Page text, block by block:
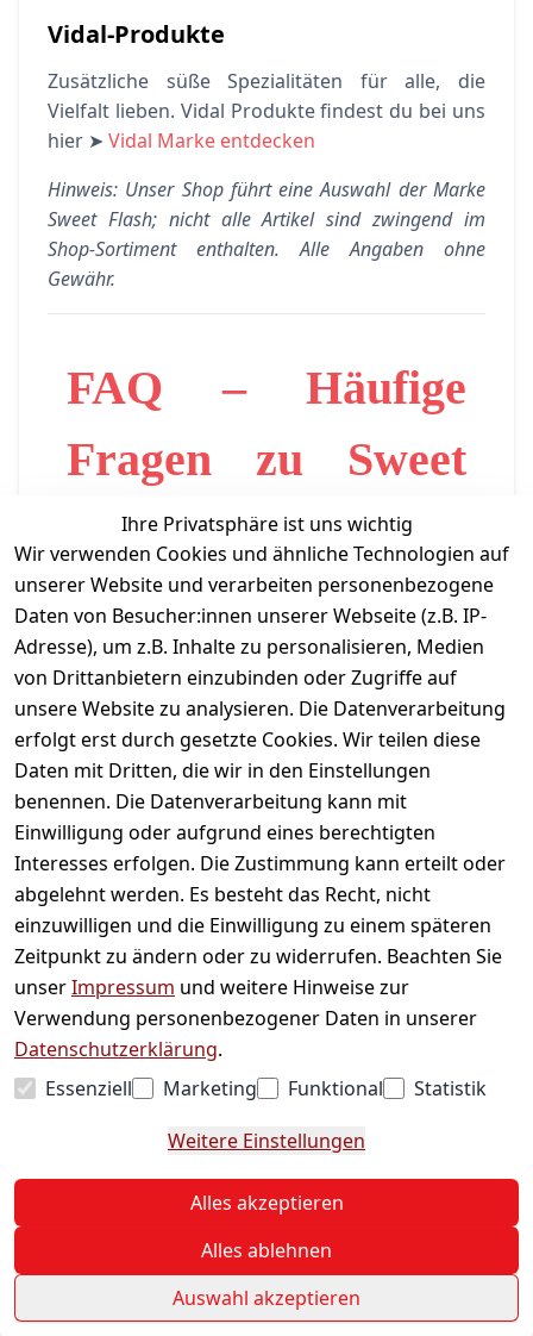
Vidal-Produkte
Zusätzliche süße Spezialitäten für alle, die
Vielfalt lieben. Vidal Produkte findest du bei uns
hier ➤ Vidal Marke entdecken
Hinweis: Unser Shop führt eine Auswahl der Marke
Sweet Flash; nicht alle Artikel sind zwingend im
Shop-Sortiment enthalten. Alle Angaben ohne
Gewähr.
FAQ – Häufige
Fragen zu Sweet
Flash
F: Was ist Sweet Flash?
A: Sweet Flash ist eine Süßwarenmarke mit
einem breiten Sortiment an kreativen
Süßigkeiten, Candy Toys, Bubble Gum, Candy
Bags und weiteren Produktkategorien.
F: Wer steht hinter Sweet Flash?
A: Sweet Flash ist eine Marke der deutschen
alex sweets GmbH, einem Produzenten und
Importeur von Süßwaren mit langjähriger
Erfahrung.
F: Welche Produktkategorien gibt es bei
Sweet Flash?
A: Zu Sweet Flash gehören unter anderem
Candy Bags, Bubble Gum, Candy Gel, Candy
Roller, Candy Sprays, Candy Toys, Dip & Lick,
Lollipops, Seasonal-Produkte und Vidal-
A: Ja – Sweet Flash bietet saisonale Süßwaren
wie Halloween- oder Weihnachtsartikel.
Ihre Privatsphäre ist uns wichtig
Wir verwenden Cookies und ähnliche Technologien auf
unserer Website und verarbeiten personenbezogene
Daten von Besucher:innen unserer Webseite (z.B. IP-
Adresse), um z.B. Inhalte zu personalisieren, Medien
von Drittanbietern einzubinden oder Zugriffe auf
unsere Website zu analysieren. Die Datenverarbeitung
erfolgt erst durch gesetzte Cookies. Wir teilen diese
Daten mit Dritten, die wir in den Einstellungen
benennen. Die Datenverarbeitung kann mit
Einwilligung oder aufgrund eines berechtigten
Interesses erfolgen. Die Zustimmung kann erteilt oder
abgelehnt werden. Es besteht das Recht, nicht
einzuwilligen und die Einwilligung zu einem späteren
Zeitpunkt zu ändern oder zu widerrufen. Beachten Sie
unserImpressum und weitere Hinweise zur
Verwendung personenbezogener Daten in unserer
Datenschutzerklärung.
Essenziell
Marketing Funktional
Statistik
Weitere Einstellungen
Alles akzeptieren
Alles ablehnen
Auswahl akzeptieren